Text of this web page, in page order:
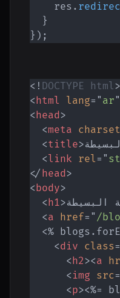
    res
.
}
} ) ;
<! DOCTYPE html>
<html lang= " ar"
<head>
<meta charset
<title>
<link rel= "
</ head>
<body>
<h1>البسيطة
<a href= " /
<%
<div class=
<h2><a
<img src=
<p><%=